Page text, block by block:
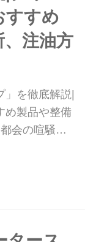
すすめ
注油方
」を徹底解説|
め製品や整備
会の喧騒か
イク好きの
やってきて
うです。文: